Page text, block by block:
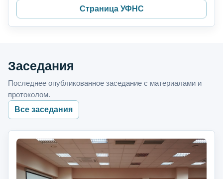
Страница УФНС
Заседания
Последнее опубликованное заседание с материалами и
протоколом.
Все заседания